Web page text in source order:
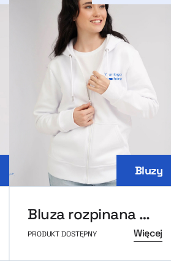
Bluzy
Bluza rozpinana MerchUp
PRODUKT DOSTĘPNY Więcej